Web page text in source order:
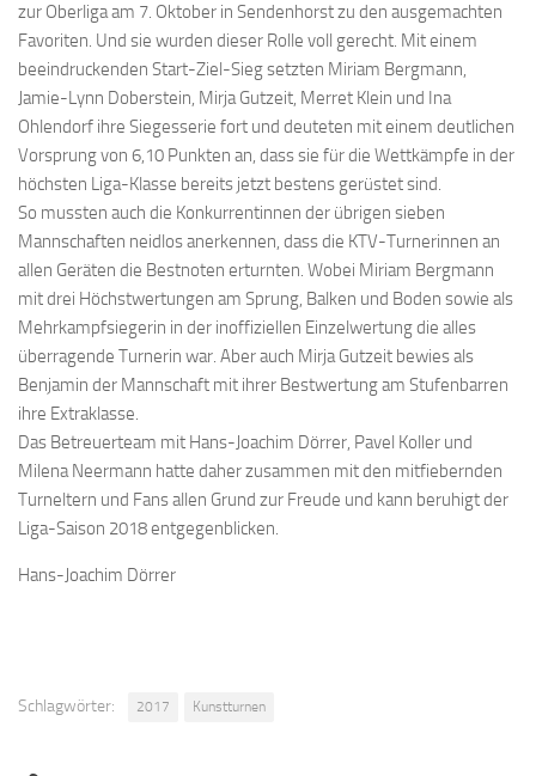
zur Oberliga am 7. Oktober in Sendenhorst zu den ausgemachten
Favoriten. Und sie wurden dieser Rolle voll gerecht. Mit einem
beeindruckenden Start-Ziel-Sieg setzten Miriam Bergmann,
Jamie-Lynn Doberstein, Mirja Gutzeit, Merret Klein und Ina
Ohlendorf ihre Siegesserie fort und deuteten mit einem deutlichen
Vorsprung von 6,10 Punkten an, dass sie für die Wettkämpfe in der
höchsten Liga-Klasse bereits jetzt bestens gerüstet sind.
So mussten auch die Konkurrentinnen der übrigen sieben
Mannschaften neidlos anerkennen, dass die KTV-Turnerinnen an
allen Geräten die Bestnoten erturnten. Wobei Miriam Bergmann
mit drei Höchstwertungen am Sprung, Balken und Boden sowie als
Mehrkampfsiegerin in der inoffiziellen Einzelwertung die alles
überragende Turnerin war. Aber auch Mirja Gutzeit bewies als
Benjamin der Mannschaft mit ihrer Bestwertung am Stufenbarren
ihre Extraklasse.
Das Betreuerteam mit Hans-Joachim Dörrer, Pavel Koller und
Milena Neermann hatte daher zusammen mit den mitfiebernden
Turneltern und Fans allen Grund zur Freude und kann beruhigt der
Liga-Saison 2018 entgegenblicken.
Hans-Joachim Dörrer
Schlagwörter: 2017 Kunstturnen